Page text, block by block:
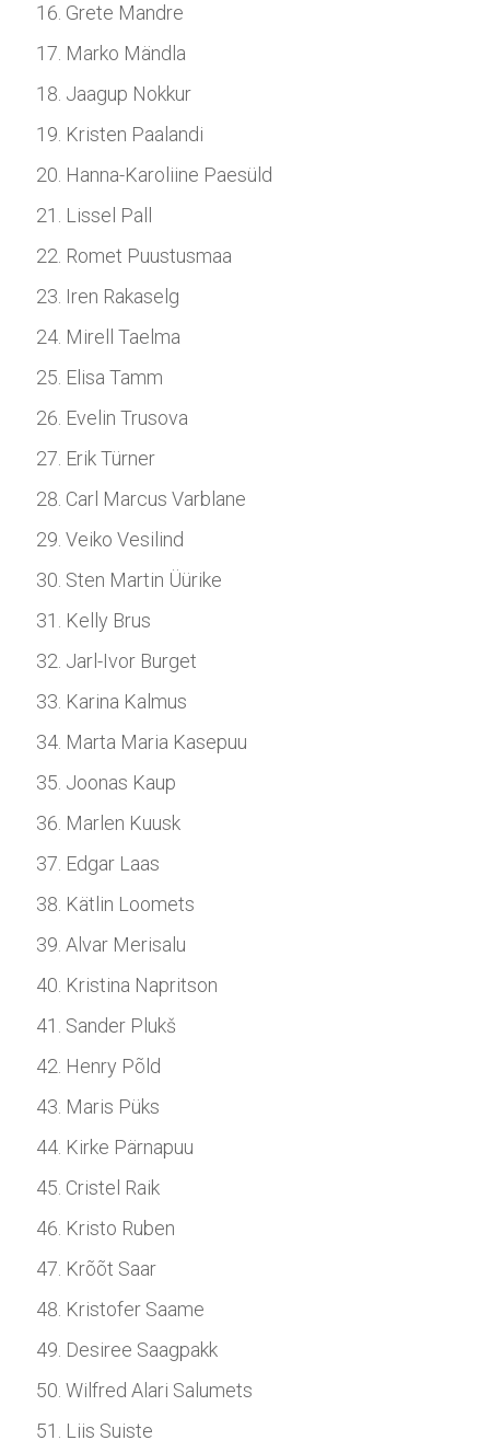
Grete Mandre
Marko Mändla
Jaagup Nokkur
Kristen Paalandi
Hanna-Karoliine Paesüld
Lissel Pall
Romet Puustusmaa
Iren Rakaselg
Mirell Taelma
Elisa Tamm
Evelin Trusova
Erik Türner
Carl Marcus Varblane
Veiko Vesilind
Sten Martin Üürike
Kelly Brus
Jarl-Ivor Burget
Karina Kalmus
Marta Maria Kasepuu
Joonas Kaup
Marlen Kuusk
Edgar Laas
Kätlin Loomets
Alvar Merisalu
Kristina Napritson
Sander Plukš
Henry Põld
Maris Püks
Kirke Pärnapuu
Cristel Raik
Kristo Ruben
Krõõt Saar
Kristofer Saame
Desiree Saagpakk
Wilfred Alari Salumets
Liis Suiste